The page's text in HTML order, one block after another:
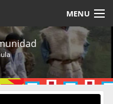
MENU